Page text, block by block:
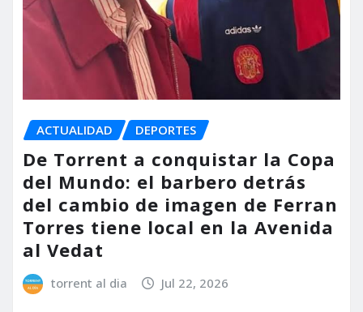
ACTUALIDAD DEPORTES
De Torrent a conquistar la Copa
del Mundo: el barbero detrás
del cambio de imagen de Ferran
Torres tiene local en la Avenida
al Vedat
torrent al dia Jul 22, 2026